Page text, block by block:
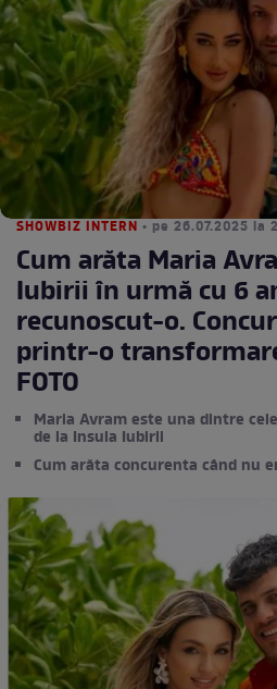
SHOWBIZ INTERN • pe 26.07.2025 la
Cum arăta Maria
Iubirii în urmă cu 6
recunoscut-o.
printr-o
FOTO
Maria Avram este una dintre
de la Insula Iubirii
Cum arăta concurenta când nu